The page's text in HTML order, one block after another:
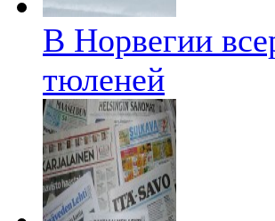
В Норвегии
тюленей